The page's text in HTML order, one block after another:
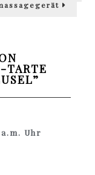
TARTE
”
Uhr